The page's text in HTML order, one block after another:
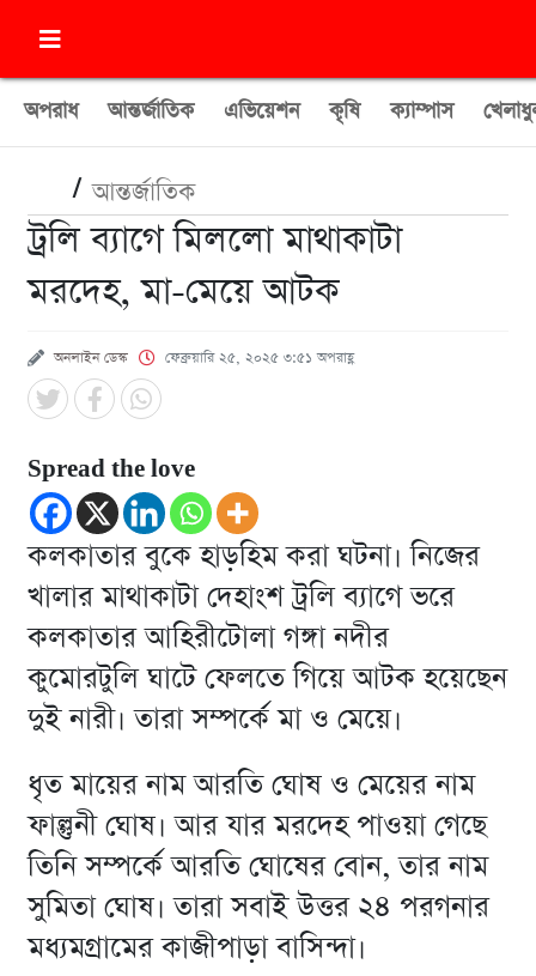
অপরাধ আন্তর্জাতিক এভিয়েশন কৃষি ক্যাম্পাস
/আন্তর্জাতিক
ট্রলি ব্যাগে মিললো মাথাকাটা
মরদেহ, মা-মেয়ে আটক
অনলাইন ডেস্ক ফেব্রুয়ারি ২৫, ২০২৫ ৩:৫১ অপরাহ্ণ
Spread the love
কলকাতার বুকে হাড়হিম করা ঘটনা। নিজের
খালার মাথাকাটা দেহাংশ ট্রলি ব্যাগে ভরে
কলকাতার আহিরীটোলা গঙ্গা নদীর
কুমোরটুলি ঘাটে ফেলতে গিয়ে আটক হয়েছেন
দুই নারী। তারা সম্পর্কে মা ও মেয়ে।
ধৃত মায়ের নাম আরতি ঘোষ ও মেয়ের নাম
ফাল্গুনী ঘোষ। আর যার মরদেহ পাওয়া গেছে
তিনি সম্পর্কে আরতি ঘোষের বোন, তার নাম
সুমিতা ঘোষ। তারা সবাই উত্তর ২৪ পরগনার
মধ্যমগ্রামের কাজীপাড়া বাসিন্দা।